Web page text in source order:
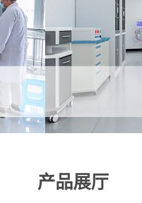
产品展厅